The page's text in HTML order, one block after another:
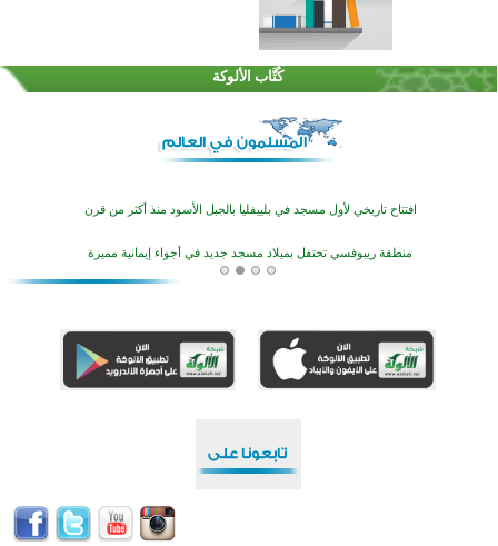
كُتَّاب الألوكة
اختتام الدورة التاسعة لمسابقة حفظ وتلاوة القرآن الكريم في أزناكاييف
تيسليتش تختتم برنامجا تعليميا لتعزيز القيم وبناء الشخصية للشباب المسلمين
اختتام منافسات قرآنية متميزة في بنغلاديش بمشاركة 3000 متسابق
أكبر مشروع إسلامي في ريف أستراليا يفتتح أبوابه بعد سنوات من العمل والعطاء
اختتام الدورة التاسعة لمسابقة حفظ وتلاوة القرآن الكريم في أزناكاييف